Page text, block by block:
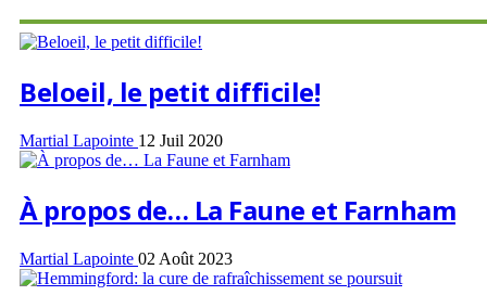
Beloeil, le petit difficile!
Martial Lapointe 12 Juil 2020
À propos de… La Faune et Farnham
Martial Lapointe 02 Août 2023